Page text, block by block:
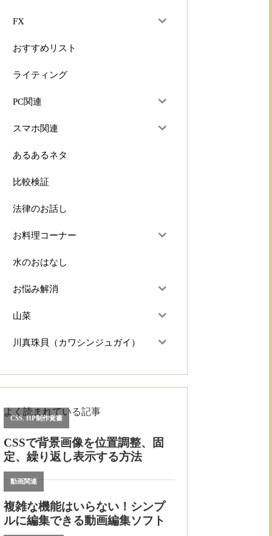
FX
おすすめリスト
ライティング
PC関連
スマホ関連
あるあるネタ
比較検証
法律のお話し
お料理コーナー
水のおはなし
お悩み解消
山菜
川真珠貝（カワシンジュガイ）
よく読まれている記事